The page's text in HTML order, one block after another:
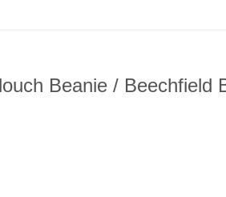
Beanie / Beechfield